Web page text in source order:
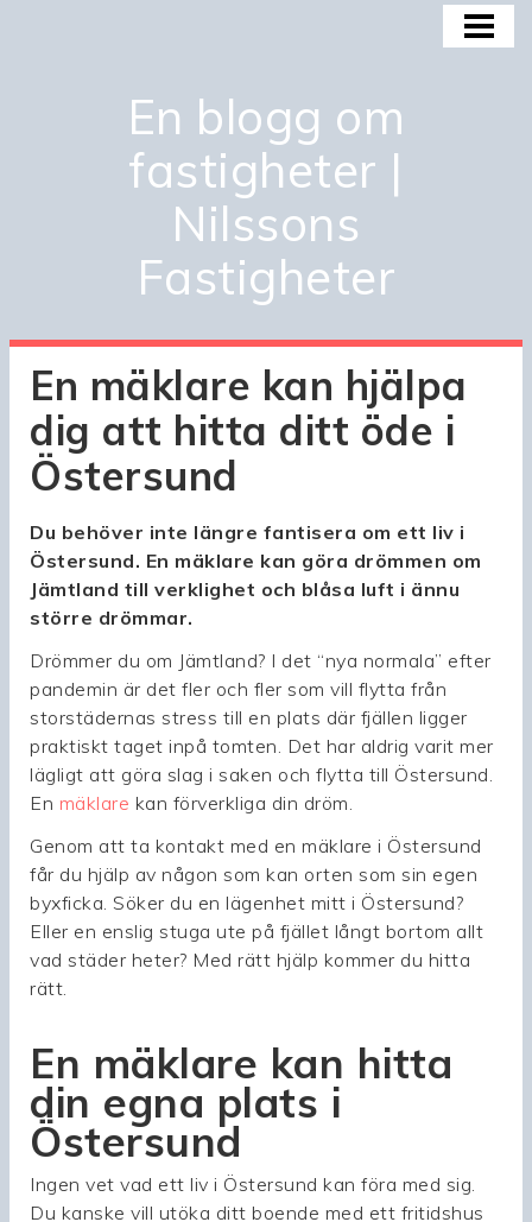
KÖPA OCH INVESTERA
En blogg om
fastigheter |
Nilssons
Fastigheter
En mäklare kan hjälpa
dig att hitta ditt öde i
Östersund
Du behöver inte längre fantisera om ett liv i
Östersund. En mäklare kan göra drömmen om
Jämtland till verklighet och blåsa luft i ännu
större drömmar.
Drömmer du om Jämtland? I det “nya normala” efter
pandemin är det fler och fler som vill flytta från
storstädernas stress till en plats där fjällen ligger
praktiskt taget inpå tomten. Det har aldrig varit mer
lägligt att göra slag i saken och flytta till Östersund.
En mäklare kan förverkliga din dröm.
Genom att ta kontakt med en mäklare i Östersund
får du hjälp av någon som kan orten som sin egen
byxficka. Söker du en lägenhet mitt i Östersund?
Eller en enslig stuga ute på fjället långt bortom allt
vad städer heter? Med rätt hjälp kommer du hitta
rätt.
En mäklare kan hitta
din egna plats i
Östersund
Ingen vet vad ett liv i Östersund kan föra med sig.
Du kanske vill utöka ditt boende med ett fritidshus